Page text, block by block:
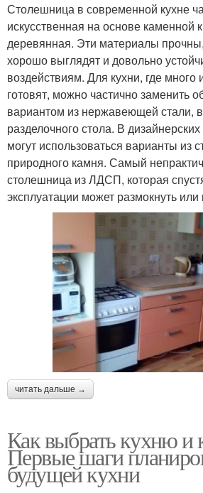
Столешница в современной кухне
искусственная на основе каменной
деревянная. Эти материалы
хорошо выглядят и довольно
воздействиям. Для кухни, где много
готовят, можно частично заменить
вариантом из нержавеющей стали,
разделочного стола. В
могут использоваться варианты из
природного камня. Самый
столешница из ЛДСП, которая
эксплуатации может размокнуть или
читать дальше →
Как выбрать кухню и
Первые шаги
будущей кухни